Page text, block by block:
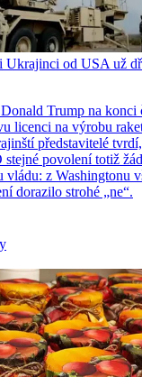
Ukrajinci od USA už
Trump na konci
licenci na výrobu
představitelé
stejné povolení totiž
vládu: z Washingtonu
dorazilo strohé „ne“.